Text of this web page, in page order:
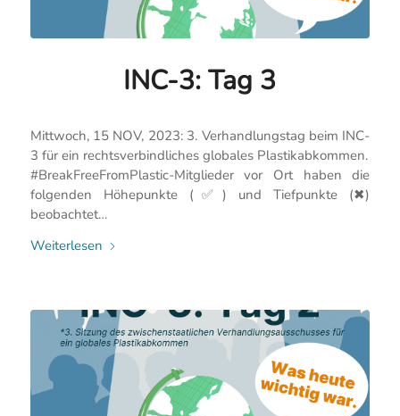
INC-3: Tag 3
Mittwoch, 15 NOV, 2023: 3. Verhandlungstag beim INC-
3 für ein rechtsverbindliches globales Plastikabkommen.
#BreakFreeFromPlastic-Mitglieder vor Ort haben die
folgenden Höhepunkte (✅) und Tiefpunkte (✖)
beobachtet…
Weiterlesen